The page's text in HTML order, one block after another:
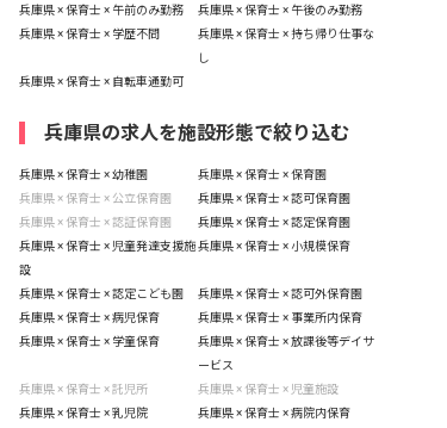
兵庫県 × 保育士 × 午前のみ勤務
兵庫県 × 保育士 × 午後のみ勤務
兵庫県 × 保育士 × 学歴不問
兵庫県 × 保育士 × 持ち帰り仕事な
し
兵庫県 × 保育士 × 自転車通勤可
兵庫県の求人を施設形態で絞り込む
兵庫県 × 保育士 × 幼稚園
兵庫県 × 保育士 × 保育園
兵庫県 × 保育士 × 公立保育園
兵庫県 × 保育士 × 認可保育園
兵庫県 × 保育士 × 認証保育園
兵庫県 × 保育士 × 認定保育園
兵庫県 × 保育士 × 児童発達支援施
設
兵庫県 × 保育士 × 小規模保育
兵庫県 × 保育士 × 認定こども園
兵庫県 × 保育士 × 認可外保育園
兵庫県 × 保育士 × 病児保育
兵庫県 × 保育士 × 事業所内保育
兵庫県 × 保育士 × 学童保育
兵庫県 × 保育士 × 放課後等デイサ
ービス
兵庫県 × 保育士 × 託児所
兵庫県 × 保育士 × 児童施設
兵庫県 × 保育士 × 乳児院
兵庫県 × 保育士 × 病院内保育